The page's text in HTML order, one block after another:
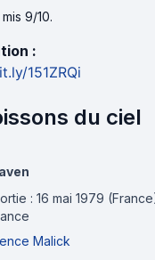
9/10.
:
151ZRQi
du ciel
: 16 mai 1979
Malick